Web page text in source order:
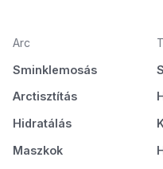
Arc
Sminklemosás
Arctisztítás
Hidratálás
Maszkok